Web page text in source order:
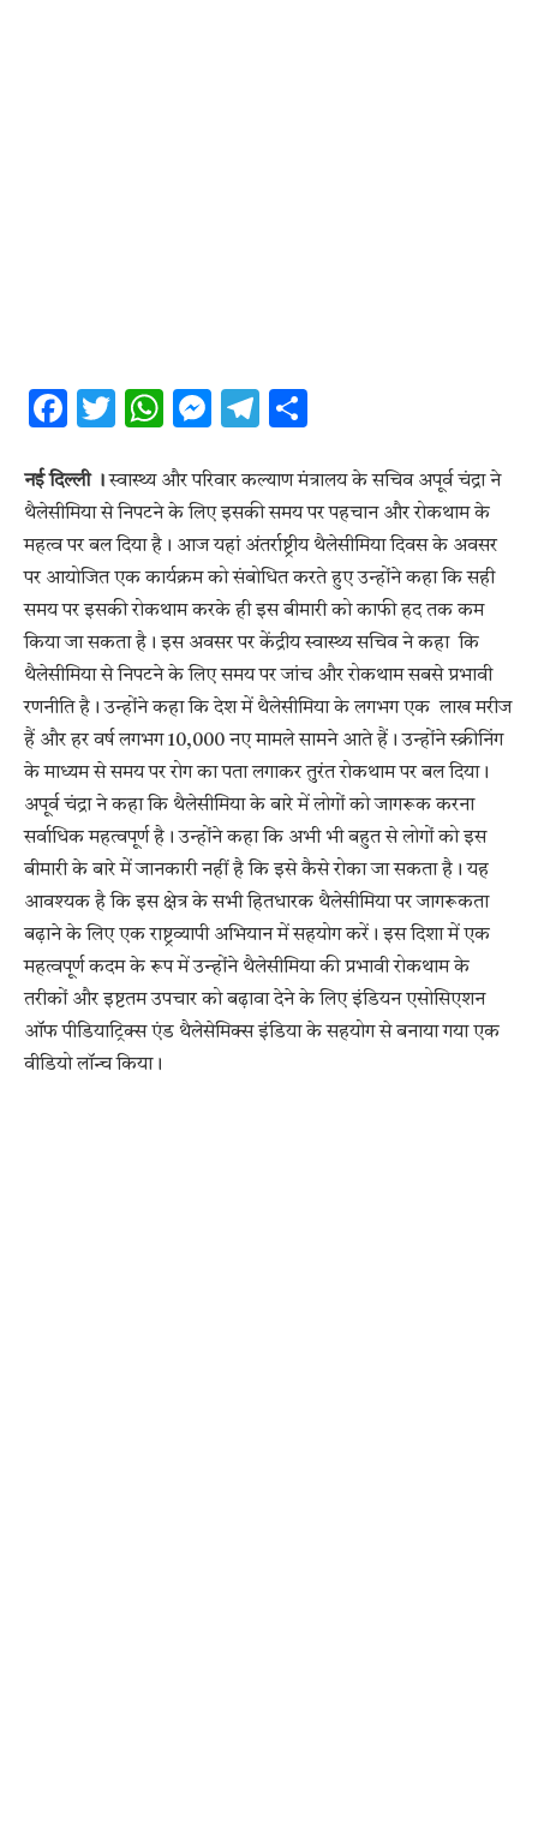
Facebook
Twitter
WhatsApp
Messenger
Telegram
नई दिल्ली ।स्वास्थ्य और परिवार कल्याण मंत्रालय के सचिव अपूर्व चंद्रा ने
थैलेसीमिया से निपटने के लिए इसकी समय पर पहचान और रोकथाम के
महत्व पर बल दिया है। आज यहां अंतर्राष्ट्रीय थैलेसीमिया दिवस के अवसर
पर आयोजित एक कार्यक्रम को संबोधित करते हुए उन्होंने कहा कि सही
समय पर इसकी रोकथाम करके ही इस बीमारी को काफी हद तक कम
किया जा सकता है। इस अवसर पर केंद्रीय स्वास्थ्य सचिव ने कहा कि
थैलेसीमिया से निपटने के लिए समय पर जांच और रोकथाम सबसे प्रभावी
रणनीति है। उन्होंने कहा कि देश में थैलेसीमिया के लगभग एक लाख मरीज
हैं और हर वर्ष लगभग 10,000 नए मामले सामने आते हैं। उन्होंने स्क्रीनिंग
के माध्यम से समय पर रोग का पता लगाकर तुरंत रोकथाम पर बल दिया।
अपूर्व चंद्रा ने कहा कि थैलेसीमिया के बारे में लोगों को जागरूक करना
सर्वाधिक महत्‍वपूर्ण है। उन्होंने कहा कि अभी भी बहुत से लोगों को इस
बीमारी के बारे में जानकारी नहीं है कि इसे कैसे रोका जा सकता है। यह
आवश्‍यक है कि इस क्षेत्र के सभी हितधारक थैलेसीमिया पर जागरूकता
बढ़ाने के लिए एक राष्ट्रव्यापी अभियान में सहयोग करें। इस दिशा में एक
महत्वपूर्ण कदम के रूप में उन्‍होंने थैलेसीमिया की प्रभावी रोकथाम के
तरीकों और इष्टतम उपचार को बढ़ावा देने के लिए इंडियन एसोसिएशन
ऑफ पीडियाट्रिक्स एंड थैलेसेमिक्स इंडिया के सहयोग से बनाया गया एक
वीडियो लॉन्च किया।